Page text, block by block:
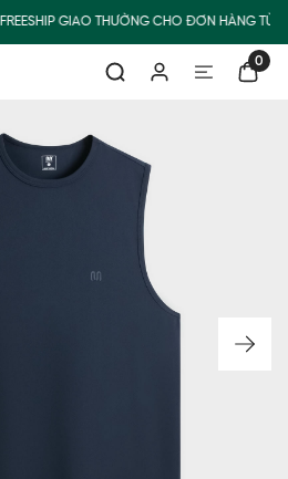
FREESHIP GIAO THƯỜNG CHO ĐƠN HÀNG TỪ
0